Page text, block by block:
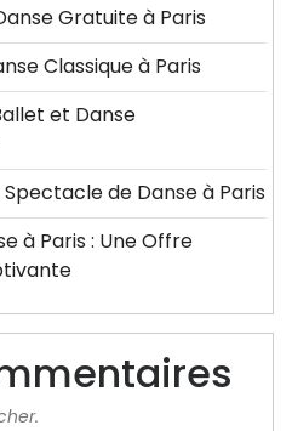
Gratuite à Paris
Classique à Paris
et Danse
de Danse à Paris
à Paris : Une Offre